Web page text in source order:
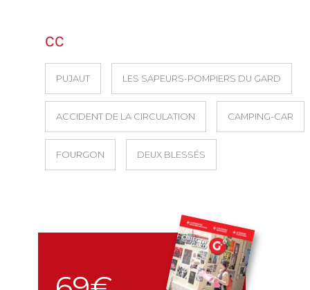
CC
PUJAUT LES SAPEURS-POMPIERS DU GARD
ACCIDENT DE LA CIRCULATION CAMPING-CAR
FOURGON DEUX BLESSÉS